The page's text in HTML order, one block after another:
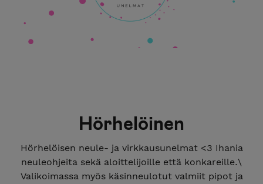
Hörhelöinen
Hörhelöisen neule- ja virkkausunelmat <3 Ihania
neuleohjeita sekä aloittelijoille että konkareille.\
Valikoimassa myös käsinneulotut valmiit pipot ja